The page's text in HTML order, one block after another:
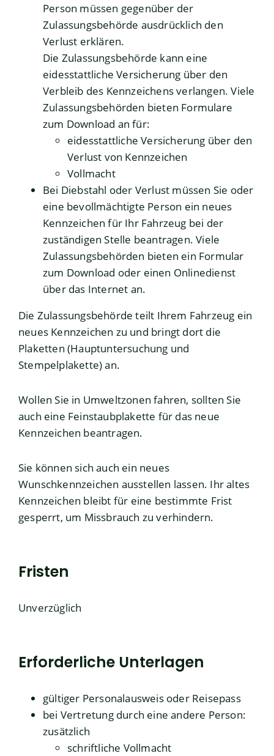
Person müssen gegenüber der
Zulassungsbehörde ausdrücklich den
Verlust erklären.
Die Zulassungsbehörde kann eine
eidesstattliche Versicherung über den
Verbleib des Kennzeichens verlangen. Viele
Zulassungsbehörden bieten Formulare
zum Download an für:
eidesstattliche Versicherung über den
Verlust von Kennzeichen
Vollmacht
Bei Diebstahl oder Verlust müssen Sie oder
eine bevollmächtigte Person ein neues
Kennzeichen für Ihr Fahrzeug bei der
zuständigen Stelle beantragen. Viele
Zulassungsbehörden bieten ein Formular
zum Download oder einen Onlinedienst
über das Internet an.
Die Zulassungsbehörde teilt Ihrem Fahrzeug ein
neues Kennzeichen zu und bringt dort die
Plaketten (Hauptuntersuchung und
Stempelplakette) an.
Wollen Sie in Umweltzonen fahren, sollten Sie
auch eine Feinstaubplakette für das neue
Kennzeichen beantragen.
Sie können sich auch ein neues
Wunschkennzeichen ausstellen lassen. Ihr altes
Kennzeichen bleibt für eine bestimmte Frist
gesperrt, um Missbrauch zu verhindern.
Fristen
Unverzüglich
Erforderliche Unterlagen
gültiger Personalausweis oder Reisepass
bei Vertretung durch eine andere Person:
zusätzlich
schriftliche Vollmacht